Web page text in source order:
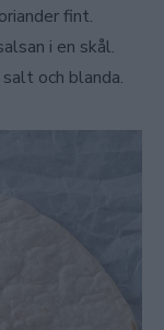
fint.
i en skål.
och blanda.